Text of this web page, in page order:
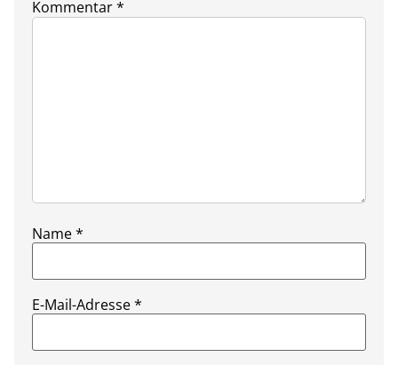
Kommentar*
Name*
E-Mail-Adresse*